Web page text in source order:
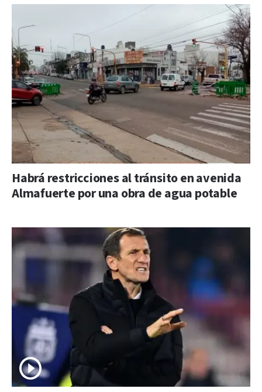
Habrá restricciones al tránsito en avenida
Almafuerte por una obra de agua potable